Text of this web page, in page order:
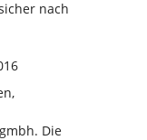
nach
Die